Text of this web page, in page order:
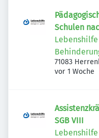
Schulen
71083
Veröffentlicht
vor 1 Woche
SGB VIII